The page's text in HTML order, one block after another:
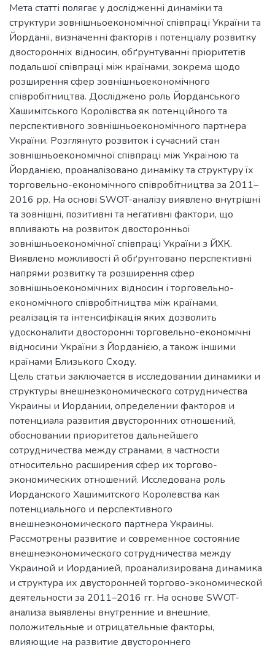
Мета статті полягає у дослідженні динаміки та
структури зовнішньоекономічної співпраці України та
Йорданії, визначенні факторів і потенціалу розвитку
двосторонніх відносин, обґрунтуванні пріоритетів
подальшої співпраці між країнами, зокрема щодо
розширення сфер зовнішньоекономічного
співробітництва. Досліджено роль Йорданського
Хашимітського Королівства як потенційного та
перспективного зовнішньоекономічного партнера
України. Розглянуто розвиток і сучасний стан
зовнішньоекономічної співпраці між Україною та
Йорданією, проаналізовано динаміку та структуру їх
торговельно-економічного співробітництва за 2011–
2016 рр. На основі SWOT-аналізу виявлено внутрішні
та зовнішні, позитивні та негативні фактори, що
впливають на розвиток двосторонньої
зовнішньоекономічної співпраці України з ЙХК.
Виявлено можливості й обґрунтовано перспективні
напрями розвитку та розширення сфер
зовнішньоекономічних відносин і торговельно-
економічного співробітництва між країнами,
реалізація та інтенсифікація яких дозволить
удосконалити двосторонні торговельно-економічні
відносини України з Йорданією, а також іншими
країнами Близького Сходу.
Цель статьи заключается в исследовании динамики и
структуры внешнеэкономического сотрудничества
Украины и Иордании, определении факторов и
потенциала развития двусторонних отношений,
обосновании приоритетов дальнейшего
сотрудничества между странами, в частности
относительно расширения сфер их торгово-
экономических отношений. Исследована роль
Иорданского Хашимитского Королевства как
потенциального и перспективного
внешнеэкономического партнера Украины.
Рассмотрены развитие и современное состояние
внешнеэкономического сотрудничества между
Украиной и Иорданией, проанализирована динамика
и структура их двусторонней торгово-экономической
деятельности за 2011–2016 гг. На основе SWOT-
анализа выявлены внутренние и внешние,
положительные и отрицательные факторы,
влияющие на развитие двустороннего